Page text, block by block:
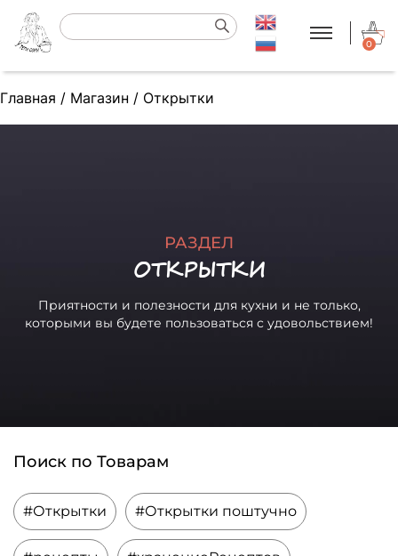
0
Главная / Магазин / Открытки
РАЗДЕЛ
ОТКРЫТКИ
Приятности и полезности для кухни и не только,
которыми вы будете пользоваться с удовольствием!
Поиск по Товарам
#Открытки #Открытки поштучно